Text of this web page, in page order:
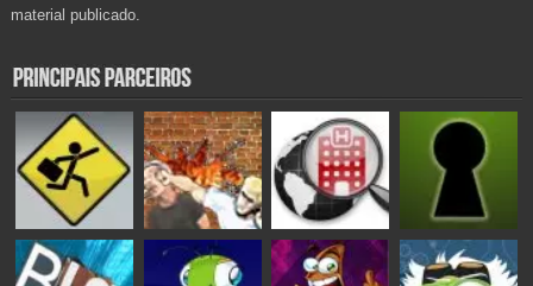
material publicado.